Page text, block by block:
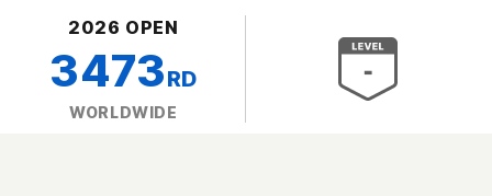
2026 OPEN
3473RD
WORLDWIDE